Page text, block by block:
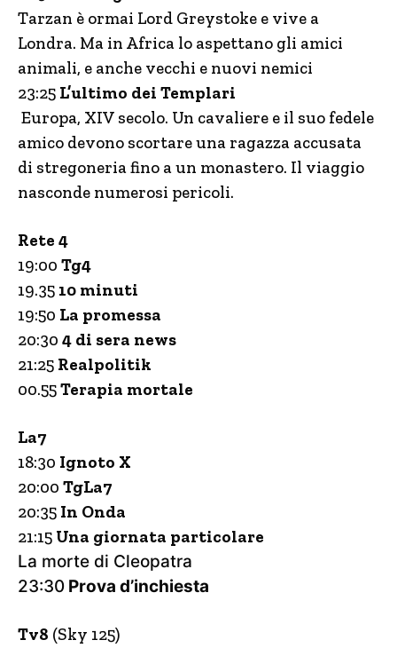
Tarzan è ormai Lord Greystoke e vive a
Londra. Ma in Africa lo aspettano gli amici
animali, e anche vecchi e nuovi nemici
23:25 L’ultimo dei Templari
Europa, XIV secolo. Un cavaliere e il suo fedele
amico devono scortare una ragazza accusata
di stregoneria fino a un monastero. Il viaggio
nasconde numerosi pericoli.
Rete 4
19:00 Tg4
19.35 10 minuti
19:50 La promessa
20:30 4 di sera news
21:25 Realpolitik
00.55Terapia mortale
La7
18:30 Ignoto X
20:00 TgLa7
20:35 In Onda
21:15 Una giornata particolare
La morte di Cleopatra
23:30 Prova d’inchiesta
Tv8 (Sky 125)